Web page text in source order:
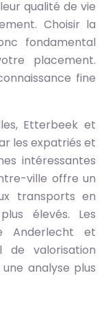
qualité de vie
Choisir la
fondamental
placement.
fine
Etterbeek et
les expatriés et
intéressantes
ville offre un
transports en
élevés. Les
Anderlecht et
de valorisation
analyse plus